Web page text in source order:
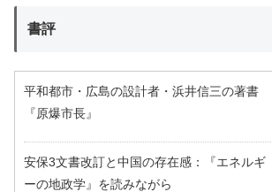
書評
平和都市・広島の設計者・浜井信三の著書
『原爆市長』
安保3文書改訂と中国の存在感：『エネルギ
ーの地政学』を読みながら